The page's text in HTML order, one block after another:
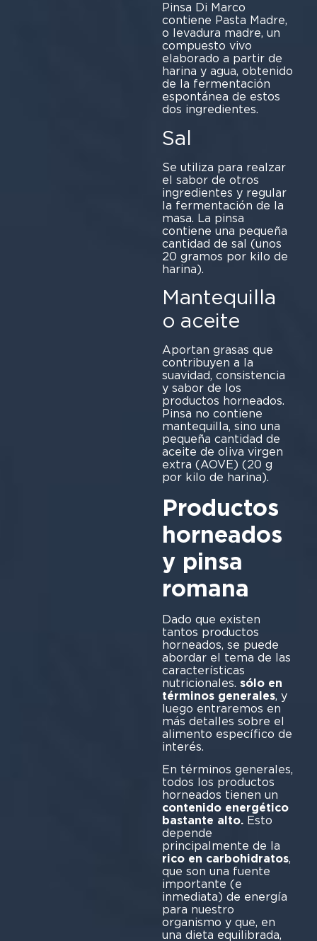
Pinsa Di Marco
contiene Pasta Madre,
o levadura madre, un
compuesto vivo
elaborado a partir de
harina y agua, obtenido
de la fermentación
espontánea de estos
dos ingredientes.
Sal
Se utiliza para realzar
el sabor de otros
ingredientes y regular
la fermentación de la
masa. La pinsa
contiene una pequeña
cantidad de sal (unos
20 gramos por kilo de
harina).
Mantequilla
o aceite
Aportan grasas que
contribuyen a la
suavidad, consistencia
y sabor de los
productos horneados.
Pinsa no contiene
mantequilla, sino una
pequeña cantidad de
aceite de oliva virgen
extra (AOVE) (20 g
por kilo de harina).
Productos
horneados
y pinsa
romana
Dado que existen
tantos productos
horneados, se puede
abordar el tema de las
características
nutricionales. sólo en
términos generales, y
luego entraremos en
más detalles sobre el
alimento específico de
interés.
En términos generales,
todos los productos
horneados tienen un
contenido energético
bastante alto.Esto
depende
principalmente de la
rico en carbohidratos,
que son una fuente
importante (e
inmediata) de energía
para nuestro
organismo y que, en
una dieta equilibrada,